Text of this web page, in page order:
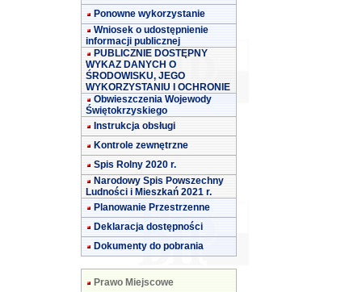
Ponowne wykorzystanie
Wniosek o udostępnienie
informacji publicznej
PUBLICZNIE DOSTĘPNY
WYKAZ DANYCH O
ŚRODOWISKU, JEGO
WYKORZYSTANIU I OCHRONIE
Obwieszczenia Wojewody
Świętokrzyskiego
Instrukcja obsługi
Kontrole zewnętrzne
Spis Rolny 2020 r.
Narodowy Spis Powszechny
Ludności i Mieszkań 2021 r.
Planowanie Przestrzenne
Deklaracja dostępności
Dokumenty do pobrania
Prawo Miejscowe